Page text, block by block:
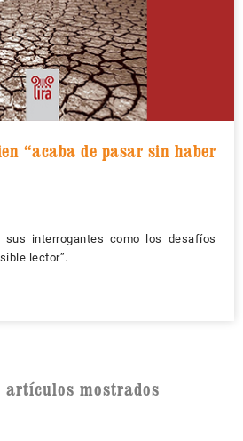
“acaba de pasar sin haber
sus interrogantes como los desafíos
lector”.
artículos mostrados